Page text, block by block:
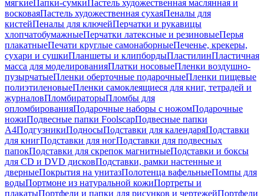
мягкиеПапки-сумкиПастель художественная маслянная и
восковаяПастель художественная сухаяПеналы для
кистейПеналы для ключейПерчатки и рукавицы
хлопчатобумажныеПерчатки латексные и резиновыеПерья
плакатныеПечати круглые самонаборныеПеченье, крекеры,
сухари и сушкиПланшеты и клипбордыПластилинПластичная
масса для моделированияПлатки носовыеПленки воздушно-
пузырчатыеПленки оберточные подарочныеПленки пищевые
полиэтиленовыеПленки самоклеящиеся для книг, тетрадей и
журналовПломбираторыПломбы для
опломбированияПодарочные наборы с ножомПодарочные
ножиПодвесные папки FoolscapПодвесные папки
А4ПодгузникиПодносыПодставки для календаряПодставки
для книгПодставки для ногПодставки для подвесных
папокПодставки для скрепок магнитныеПодставки и боксы
для CD и DVD дисковПодставки, рамки настенные и
дверныеПокрытия на унитазПолотенца вафельныеПомпы для
водыПортмоне из натуральной кожиПортреты и
плакатыПортфели и папки для рисунков и чертежейПортфели